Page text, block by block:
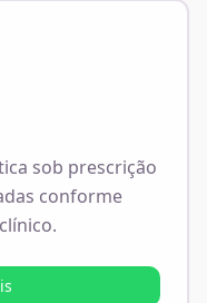
sob prescrição
conforme